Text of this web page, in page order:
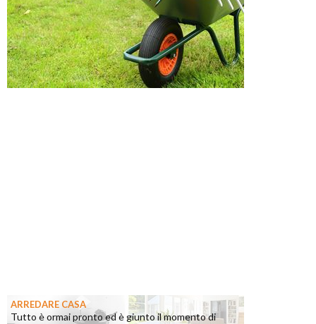
ARREDARE CASA
Tutto è ormai pronto ed è giunto il momento di